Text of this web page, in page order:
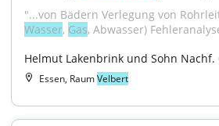
Wasser, Gas, Abwasser)
Helmut Lakenbrink und Sohn Nachf.
Essen, RaumVelbert